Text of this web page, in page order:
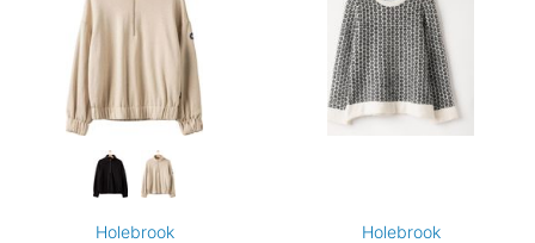
Holebrook Holebrook